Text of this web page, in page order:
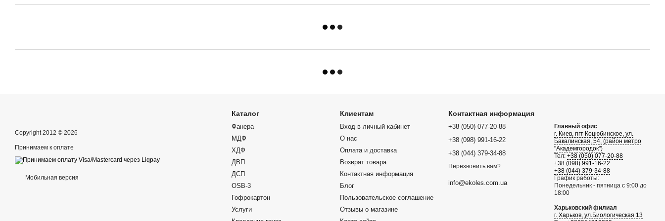
Copyright 2012 © 2026
Принимаем к оплате
Мобильная версия
Каталог
Фанера
МДФ
ХДФ
ДВП
ДСП
OSB-3
Гофрокартон
Услуги
Клиентам
Вход в личный кабинет
О нас
Оплата и доставка
Возврат товара
Контактная информация
Блог
Пользовательское соглашение
Отзывы о магазине
Контактная информация
+38 (050) 077-20-88
+38 (098) 991-16-22
+38 (044) 379-34-88
Перезвонить вам?
info@ekoles.com.ua
Главный офис
г. Киев, пгт Коцюбинское, ул.
Бакалинская, 54, (район метро
"Академгородок")
Тел: +38 (050) 077-20-88
+38 (098) 991-16-22
+38 (044) 379-34-88
График работы:
Понедельник - пятница с 9:00 до
18:00
Харьковский филиал
г. Харьков, ул.Биологическая 13